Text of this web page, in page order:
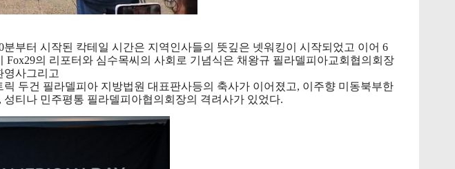
부터 시작된 칵테일 시간은 지역인사들의 뜻깊은 넷워킹이 시작되었고 이어 6
의 리포터와 심수목씨의 사회로 기념식은 채왕규 필라델피아교회협의회장
영사그리고
두건 필라델피아 지방법원 대표판사등의 축사가 이어졌고, 이주향 미동북부한
티나 민주평통 필라델피아협의회장의 격려사가 있었다.